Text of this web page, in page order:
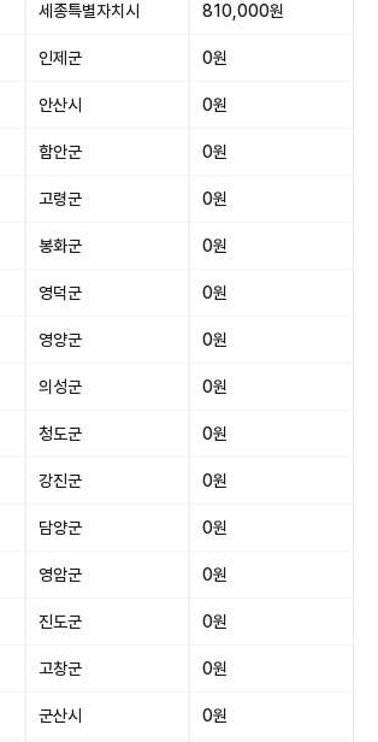
세종특별자치시 810,000원
인제군 0원
안산시 0원
함안군 0원
고령군 0원
봉화군 0원
영덕군 0원
영양군 0원
의성군 0원
청도군 0원
강진군 0원
담양군 0원
영암군 0원
진도군 0원
고창군 0원
군산시 0원